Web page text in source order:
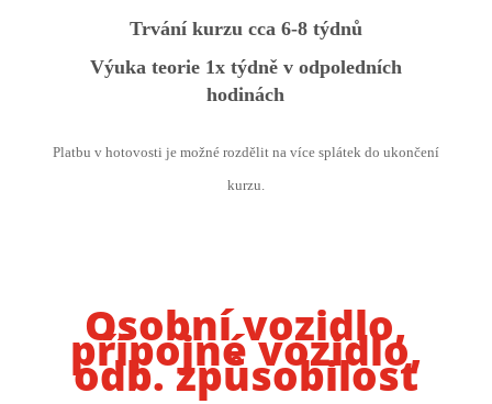
Trvání kurzu cca 6-8 týdnů
Výuka teorie 1x týdně v odpoledních
hodinách
Platbu v hotovosti je možné rozdělit na více splátek do ukončení
kurzu.
Osobní vozidlo,
přípojné vozidlo,
odb. způsobilost